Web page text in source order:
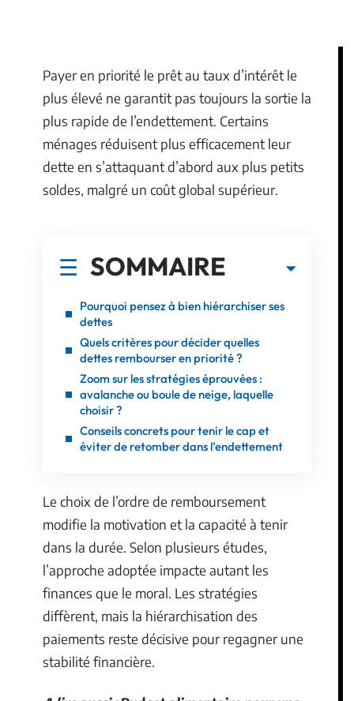
Payer en priorité le prêt au taux d’intérêt le
plus élevé ne garantit pas toujours la sortie la
plus rapide de l’endettement. Certains
ménages réduisent plus efficacement leur
dette en s’attaquant d’abord aux plus petits
soldes, malgré un coût global supérieur.
SOMMAIRE
Pourquoi pensez à bien hiérarchiser ses
dettes
Quels critères pour décider quelles
dettes rembourser en priorité ?
Zoom sur les stratégies éprouvées :
avalanche ou boule de neige, laquelle
choisir ?
Conseils concrets pour tenir le cap et
éviter de retomber dans l’endettement
Le choix de l’ordre de remboursement
modifie la motivation et la capacité à tenir
dans la durée. Selon plusieurs études,
l’approche adoptée impacte autant les
finances que le moral. Les stratégies
diffèrent, mais la hiérarchisation des
paiements reste décisive pour regagner une
stabilité financière.